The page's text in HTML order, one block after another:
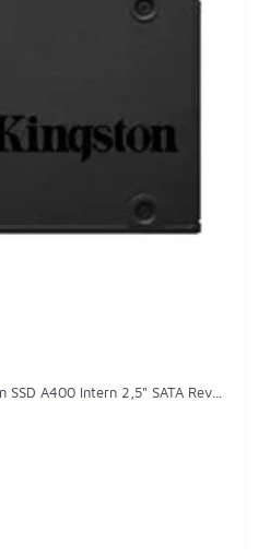
A400 Intern 2,5" SATA Rev...